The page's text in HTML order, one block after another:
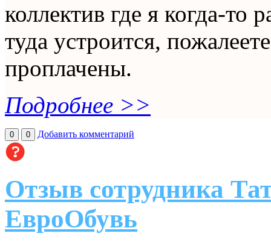
коллектив где я когда-то
туда устроится,
проплачены.
Подробнее >>
0 0 Добавить комментарий
Отзыв сотрудника
ЕвроОбувь